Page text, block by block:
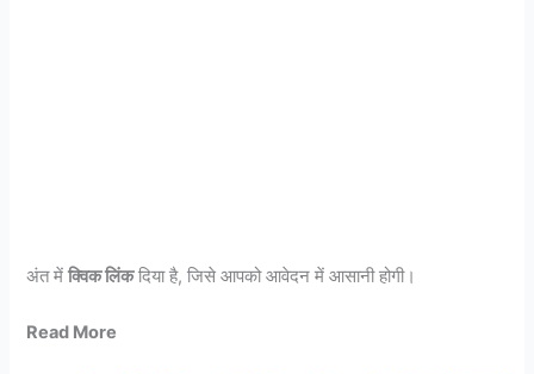
अंत मेंक्विक लिंकदिया है, जिसे आपको आवेदन में आसानी होगी।
Read More